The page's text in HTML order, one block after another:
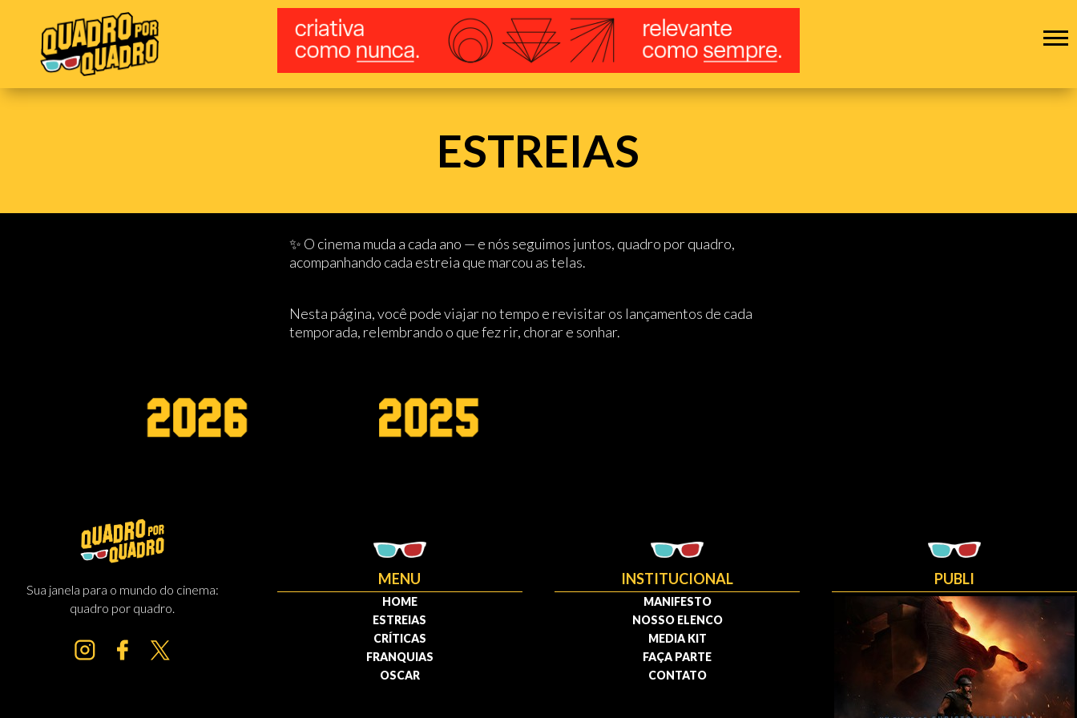
ESTREIAS
✨ O cinema muda a cada ano — e nós seguimos juntos, quadro por quadro,
acompanhando cada estreia que marcou as telas.
Nesta página, você pode viajar no tempo e revisitar os lançamentos de cada
temporada, relembrando o que fez rir, chorar e sonhar.
Sua janela para o mundo do cinema:
quadro por quadro.
MENU
HOME
ESTREIAS
CRÍTICAS
FRANQUIAS
OSCAR
INSTITUCIONAL
MANIFESTO
NOSSO ELENCO
MEDIA KIT
FAÇA PARTE
CONTATO
PUBLI